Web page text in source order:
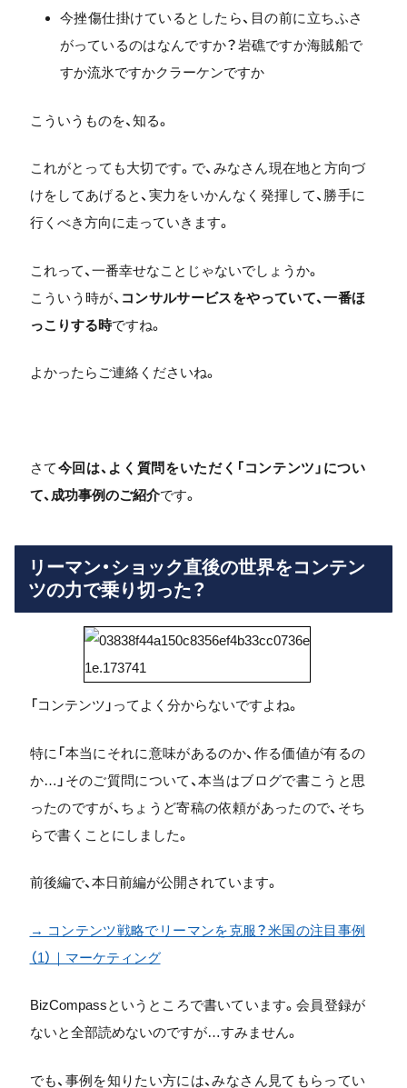
今挫傷仕掛けているとしたら、目の前に立ちふさ
がっているのはなんですか？岩礁ですか海賊船で
すか流氷ですかクラーケンですか
こういうものを、知る。
これがとっても大切です。で、みなさん現在地と方向づ
けをしてあげると、実力をいかんなく発揮して、勝手に
行くべき方向に走っていきます。
これって、一番幸せなことじゃないでしょうか。
こういう時が、 コンサルサービスをやっていて、一番ほ
っこりする時ですね。
よかったらご連絡くださいね。
さて今回は、よく質問をいただく「コンテンツ」につい
て、成功事例のご紹介です。
リーマン・ショック直後の世界をコンテン
ツの力で乗り切った？
「コンテンツ」ってよく分からないですよね。
特に「本当にそれに意味があるのか、作る価値が有るの
か…」そのご質問について、本当はブログで書こうと思
ったのですが、ちょうど寄稿の依頼があったので、そち
らで書くことにしました。
前後編で、本日前編が公開されています。
→ コンテンツ戦略でリーマンを克服？米国の注目事例
（1）｜マーケティング
BizCompassというところで書いています。会員登録が
ないと全部読めないのですが…すみません。
でも、事例を知りたい方には、みなさん見てもらってい